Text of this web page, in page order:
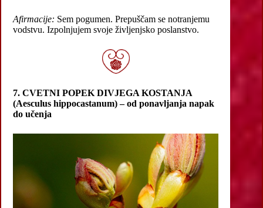
Afirmacije: Sem pogumen. Prepuščam se notranjemu
vodstvu. Izpolnjujem svoje življenjsko poslanstvo.
7. CVETNI POPEK DIVJEGA KOSTANJA
(Aesculus hippocastanum) – od ponavljanja napak
do učenja